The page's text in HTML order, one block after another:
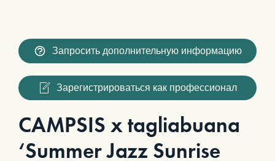
Запросить дополнительную информацию
Зарегистрироваться как профессионал
CAMPSIS x tagliabuana
‘Summer Jazz Sunrise